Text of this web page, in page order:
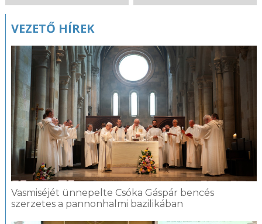
VEZETŐ HÍREK
Vasmiséjét ünnepelte Csóka Gáspár bencés
szerzetes a pannonhalmi bazilikában